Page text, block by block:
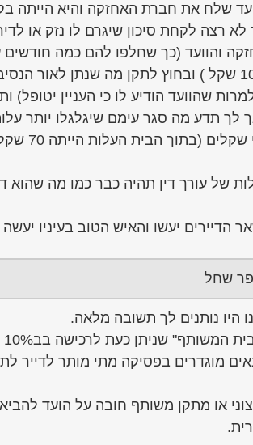
שלח את חברת האחזקה והיא
רצה לקחת סיכון שיגרם לו נזק או
והוועד (כך שחלפו להם כמה חודשים
שהוועד הודיע לו כי העניין
לך תדע מה סגר עימם שיגלגלו יותר
ששלח
יעשו והאיש הטוב בעיניו יעשה
שחל
היו נותנים לך תשובה מלאה.
דרך אתר הוצאת אופיר ביכורים, או בחנויות הספרים.
בפסיקה מתי מותר לדייר
או מתקן משותף חובה על הועד